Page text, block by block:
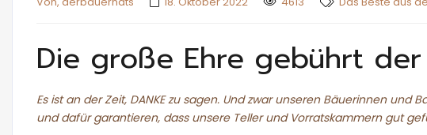
Die große Ehre gebührt
Es ist an der Zeit, DANKE zu sagen. Und zwar unseren Bäuerinnen
und dafür garantieren, dass unsere Teller und Vorratskammern gut